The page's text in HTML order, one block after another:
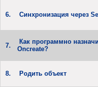
6. Синхронизация через
7.
Как программно
Oncreate?
8. Родить объект